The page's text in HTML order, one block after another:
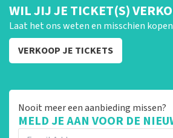
WIL JIJ JE TICKET(S)
Laat het ons weten en misschien
VERKOOP JE TICKETS
Nooit meer een aanbieding missen?
MELD JE AAN VOOR DE